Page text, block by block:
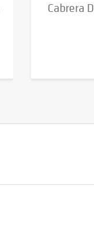
Cabrera